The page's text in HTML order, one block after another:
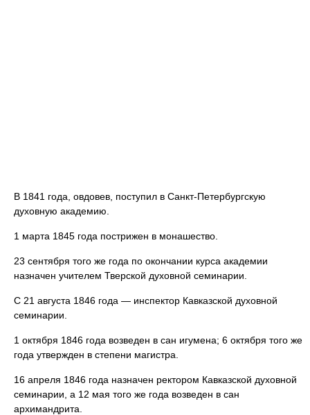
В 1841 года, овдовев, поступил в Санкт-Петербургскую
духовную академию.
1 марта 1845 года пострижен в монашество.
23 сентября того же года по окончании курса академии
назначен учителем Тверской духовной семинарии.
С 21 августа 1846 года — инспектор Кавказской духовной
семинарии.
1 октября 1846 года возведен в сан игумена; 6 октября того же
года утвержден в степени магистра.
16 апреля 1846 года назначен ректором Кавказской духовной
семинарии, а 12 мая того же года возведен в сан
архимандрита.